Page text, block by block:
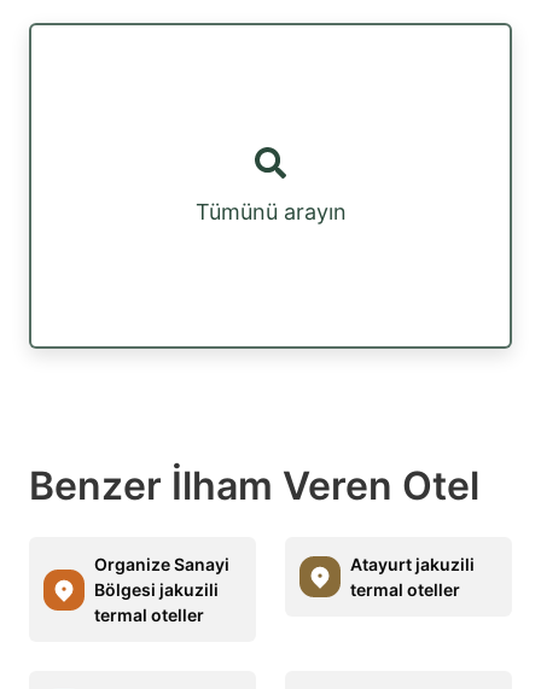
Tümünü arayın
Benzer İlham Veren Otel
Organize Sanayi
Bölgesi jakuzili
termal oteller
Atayurt jakuzili
termal oteller